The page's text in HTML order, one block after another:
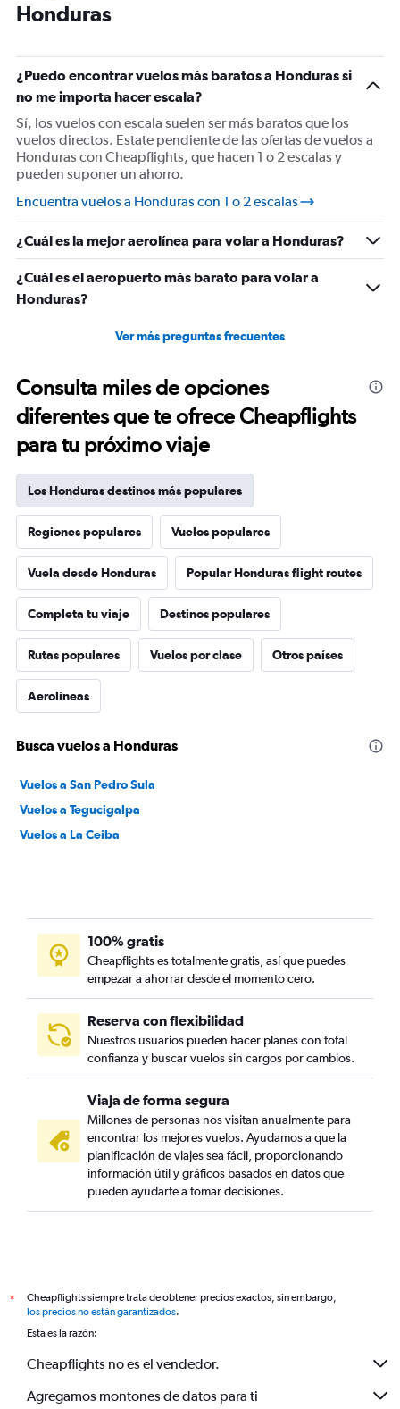
Honduras
¿Puedo encontrar vuelos más baratos a Honduras si
no me importa hacer escala?
Sí, los vuelos con escala suelen ser más baratos que los
vuelos directos. Estate pendiente de las ofertas de vuelos a
Honduras con Cheapflights, que hacen 1 o 2 escalas y
pueden suponer un ahorro.
Encuentra vuelos a Honduras con 1 o 2 escalas
¿Cuál es la mejor aerolínea para volar a Honduras?
¿Cuál es el aeropuerto más barato para volar a
Honduras?
Ver más preguntas frecuentes
Consulta miles de opciones
diferentes que te ofrece Cheapflights
para tu próximo viaje
Los Honduras destinos más populares
Regiones populares Vuelos populares
Vuela desde Honduras Popular Honduras flight routes
Completa tu viaje Destinos populares
Rutas populares Vuelos por clase Otros países
Aerolíneas
Busca vuelos a Honduras
Vuelos a San Pedro Sula
Vuelos a Tegucigalpa
Vuelos a La Ceiba
100% gratis
Cheapflights es totalmente gratis, así que puedes
empezar a ahorrar desde el momento cero.
Reserva con flexibilidad
Nuestros usuarios pueden hacer planes con total
confianza y buscar vuelos sin cargos por cambios.
Viaja de forma segura
Millones de personas nos visitan anualmente para
encontrar los mejores vuelos. Ayudamos a que la
planificación de viajes sea fácil, proporcionando
información útil y gráficos basados en datos que
pueden ayudarte a tomar decisiones.
*
Cheapflights siempre trata de obtener precios exactos, sin embargo,
los precios no están garantizados.
Esta es la razón:
Cheapflights no es el vendedor.
Agregamos montones de datos para ti